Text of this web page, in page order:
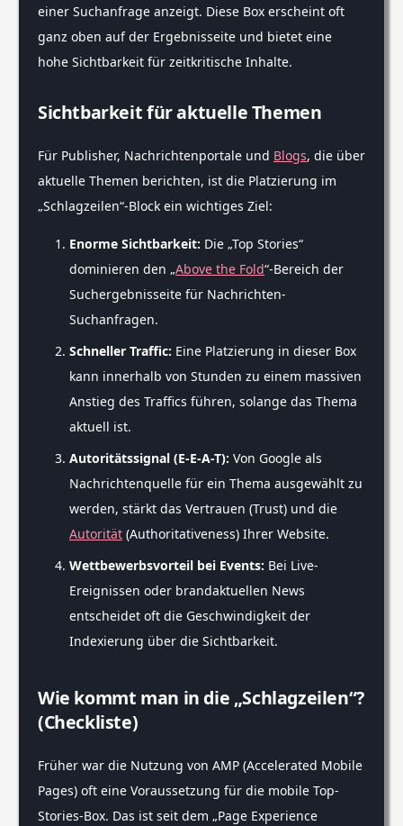
einer Suchanfrage anzeigt. Diese Box erscheint oft
ganz oben auf der Ergebnisseite und bietet eine
hohe Sichtbarkeit für zeitkritische Inhalte.
Sichtbarkeit für aktuelle Themen
Für Publisher, Nachrichtenportale und Blogs, die über
aktuelle Themen berichten, ist die Platzierung im
„Schlagzeilen“-Block ein wichtiges Ziel:
Enorme Sichtbarkeit: Die „Top Stories“
dominieren den „Above the Fold“-Bereich der
Suchergebnisseite für Nachrichten-
Suchanfragen.
Schneller Traffic: Eine Platzierung in dieser Box
kann innerhalb von Stunden zu einem massiven
Anstieg des Traffics führen, solange das Thema
aktuell ist.
Autoritätssignal (E-E-A-T): Von Google als
Nachrichtenquelle für ein Thema ausgewählt zu
werden, stärkt das Vertrauen (Trust) und die
Autorität (Authoritativeness) Ihrer Website.
Wettbewerbsvorteil bei Events: Bei Live-
Ereignissen oder brandaktuellen News
entscheidet oft die Geschwindigkeit der
Indexierung über die Sichtbarkeit.
Wie kommt man in die „Schlagzeilen“?
(Checkliste)
Früher war die Nutzung von AMP (Accelerated Mobile
Pages) oft eine Voraussetzung für die mobile Top-
Stories-Box. Das ist seit dem „Page Experience